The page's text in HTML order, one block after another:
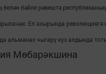
белән бәйле рәвештә
Ел ахырында революциягә
альманах чыгару күз алдында
Мөбарәкшина